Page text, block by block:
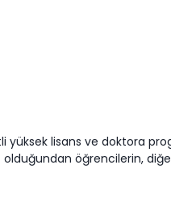
lisans ve doktora
öğrencilerin,